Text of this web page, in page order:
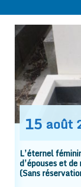
15 août
L’éternel
d’épouses et
(Sans